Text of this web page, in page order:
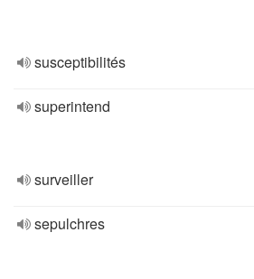
susceptibilités
superintend
surveiller
sepulchres